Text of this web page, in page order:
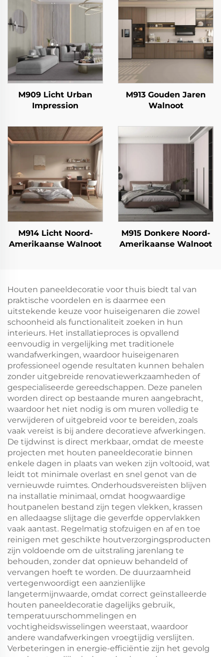
M909 Licht Urban
Impression
M913 Gouden Jaren
Walnoot
M914 Licht Noord-
Amerikaanse Walnoot
M915 Donkere Noord-
Amerikaanse Walnoot
Houten paneeldecoratie voor thuis biedt tal van
praktische voordelen en is daarmee een
uitstekende keuze voor huiseigenaren die zowel
schoonheid als functionaliteit zoeken in hun
interieurs. Het installatieproces is opvallend
eenvoudig in vergelijking met traditionele
wandafwerkingen, waardoor huiseigenaren
professioneel ogende resultaten kunnen behalen
zonder uitgebreide renovatiewerkzaamheden of
gespecialiseerde gereedschappen. Deze panelen
worden direct op bestaande muren aangebracht,
waardoor het niet nodig is om muren volledig te
verwijderen of uitgebreid voor te bereiden, zoals
vaak vereist is bij andere decoratieve afwerkingen.
De tijdwinst is direct merkbaar, omdat de meeste
projecten met houten paneeldecoratie binnen
enkele dagen in plaats van weken zijn voltooid, wat
leidt tot minimale overlast en snel genot van de
vernieuwde ruimtes. Onderhoudsvereisten blijven
na installatie minimaal, omdat hoogwaardige
houtpanelen bestand zijn tegen vlekken, krassen
en alledaagse slijtage die geverfde oppervlakken
vaak aantast. Regelmatig stofzuigen en af en toe
reinigen met geschikte houtverzorgingsproducten
zijn voldoende om de uitstraling jarenlang te
behouden, zonder dat opnieuw behandeld of
vervangen hoeft te worden. De duurzaamheid
vertegenwoordigt een aanzienlijke
langetermijnwaarde, omdat correct geïnstalleerde
houten paneeldecoratie dagelijks gebruik,
temperatuurschommelingen en
vochtigheidswisselingen weerstaat, waardoor
andere wandafwerkingen vroegtijdig verslijten.
Verbeteringen in energie-efficiëntie zijn het gevolg